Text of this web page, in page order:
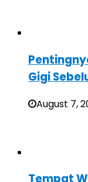
Gigi
August 7,